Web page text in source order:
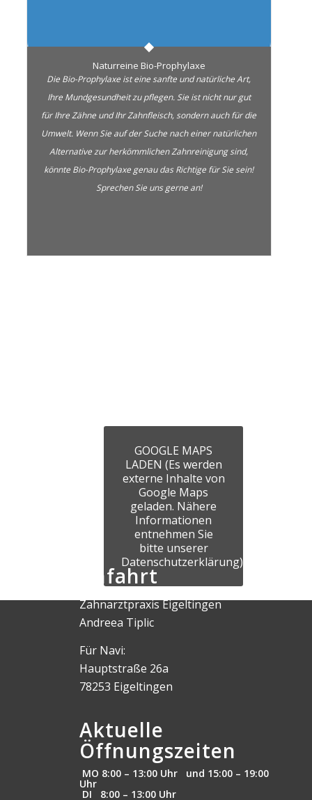
Naturreine Bio-Prophylaxe
Die Bio-Prophylaxe ist eine sanfte und natürliche Art,
Ihre Mundgesundheit zu pflegen. Sie ist nicht nur gut
für Ihre Zähne und Ihr Zahnfleisch, sondern auch für die
Umwelt. Wenn Sie auf der Suche nach einer natürlichen
Alternative zur herkömmlichen Zahnreinigung sind,
könnte Bio-Prophylaxe genau das Richtige für Sie sein!
Sprechen Sie uns gerne an!
GOOGLE MAPS
LADEN (Es werden
externe Inhalte von
Google Maps
geladen. Nähere
Informationen
entnehmen Sie
bitte unserer
Datenschutzerklärung)
Anfahrt
Zahnarztpraxis Eigeltingen
Andreea Tiplic
Für Navi:
Hauptstraße 26a
78253 Eigeltingen
Aktuelle
Öffnungszeiten
MO 8:00 – 13:00 Uhr und 15:00 – 19:00
Uhr
DI 8:00 – 13:00 Uhr